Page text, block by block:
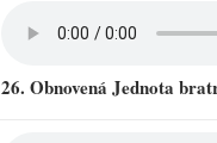
26. Obnovená Jednota